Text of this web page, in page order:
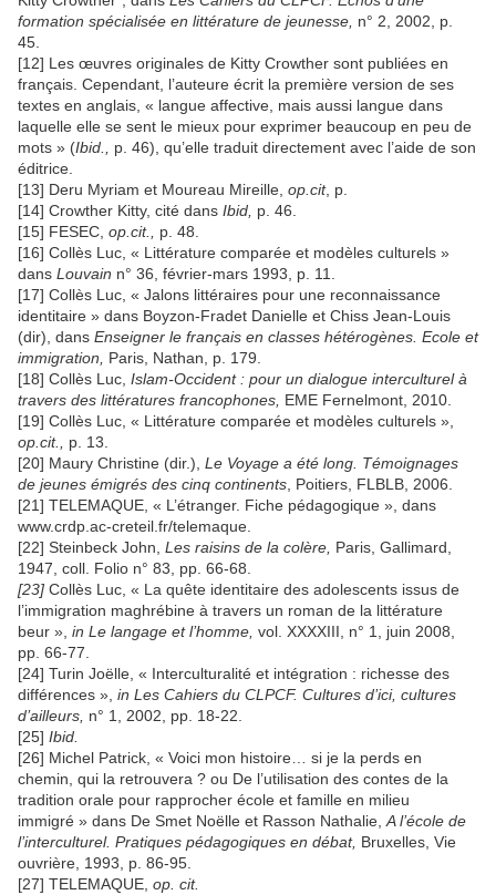
formation spécialisée en littérature de jeunesse, n° 2, 2002, p.
45.
[12] Les œuvres originales de Kitty Crowther sont publiées en
français. Cependant, l’auteure écrit la première version de ses
textes en anglais, « langue affective, mais aussi langue dans
laquelle elle se sent le mieux pour exprimer beaucoup en peu de
mots » (Ibid., p. 46), qu’elle traduit directement avec l’aide de son
éditrice.
[13] Deru Myriam et Moureau Mireille, op.cit, p.
[14] Crowther Kitty, cité dans Ibid, p. 46.
[15] FESEC, op.cit., p. 48.
[16] Collès Luc, « Littérature comparée et modèles culturels »
dans Louvain n° 36, février-mars 1993, p. 11.
[17] Collès Luc, « Jalons littéraires pour une reconnaissance
identitaire » dans Boyzon-Fradet Danielle et Chiss Jean-Louis
(dir), dans Enseigner le français en classes hétérogènes. Ecole et
immigration,
Paris, Nathan, p. 179.
[18] Collès Luc, Islam-Occident : pour un dialogue interculturel à
travers des littératures francophones, EME Fernelmont, 2010.
[19] Collès Luc, « Littérature comparée et modèles culturels »,
op.cit., p. 13.
[20] Maury Christine (dir.), Le Voyage a été long. Témoignages
de jeunes émigrés des cinq continents , Poitiers, FLBLB, 2006.
[21] TELEMAQUE, « L’étranger. Fiche pédagogique », dans
www.crdp.ac-creteil.fr/telemaque.
[22] Steinbeck John, Les raisins de la colère, Paris, Gallimard,
1947, coll. Folio n° 83, pp. 66-68.
[23] Collès Luc, « La quête identitaire des adolescents issus de
l’immigration maghrébine à travers un roman de la littérature
beur », in Le langage et l’homme, vol. XXXXIII, n° 1, juin 2008,
pp. 66-77.
[24] Turin Joëlle, « Interculturalité et intégration : richesse des
différences », in Les Cahiers du CLPCF. Cultures d’ici, cultures
d’ailleurs, n° 1, 2002, pp. 18-22.
[25] Ibid.
[26] Michel Patrick, « Voici mon histoire… si je la perds en
chemin, qui la retrouvera ? ou De l’utilisation des contes de la
tradition orale pour rapprocher école et famille en milieu
immigré » dans De Smet Noëlle et Rasson Nathalie, A l’école de
l’interculturel. Pratiques pédagogiques en débat, Bruxelles, Vie
ouvrière, 1993, p. 86-95.
[27] TELEMAQUE, op. cit.